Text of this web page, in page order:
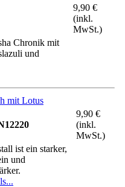
9,90 €
(inkl.
MwSt.)
Chronik mit
und
mit Lotus
9,90 €
(inkl.
MwSt.)
ist ein starker,
und